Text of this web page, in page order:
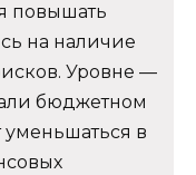
повышать
на наличие
Уровне —
бюджетном
уменьшаться в